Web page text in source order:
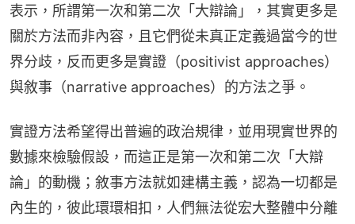
表示，所謂第一次和第二次「大辯論」，其實更多是
關於方法而非內容，且它們從未真正定義過當今的世
界分歧，反而更多是實證（positivist approaches）
與敘事（narrative approaches）的方法之爭。
實證方法希望得出普遍的政治規律，並用現實世界的
數據來檢驗假設，而這正是第一次和第二次「大辯
論」的動機；敘事方法就如建構主義，認為一切都是
內生的，彼此環環相扣，人們無法從宏大整體中分離